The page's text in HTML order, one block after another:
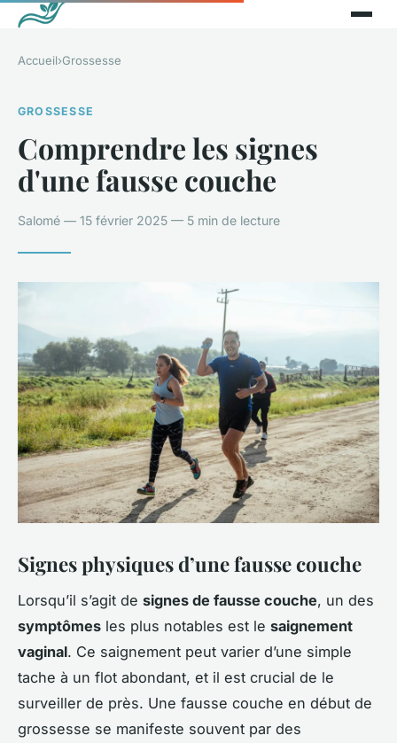
Accueil›Grossesse
GROSSESSE
Comprendre les signes
d'une fausse couche
Salomé — 15 février 2025 — 5 min de lecture
Signes physiques d’une fausse couche
Lorsqu’il s’agit de signes de fausse couche, un des
symptômes les plus notables est le saignement
vaginal. Ce saignement peut varier d’une simple
tache à un flot abondant, et il est crucial de le
surveiller de près. Une fausse couche en début de
grossesse se manifeste souvent par des